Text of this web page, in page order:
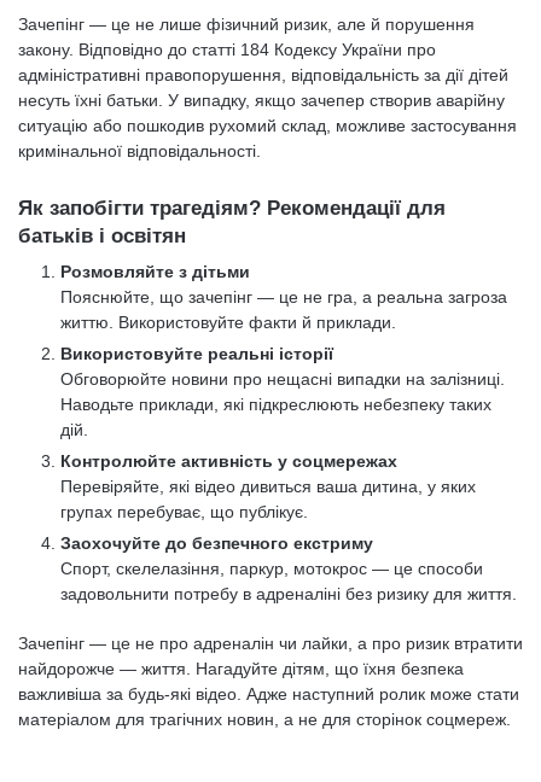
Зачепінг — це не лише фізичний ризик, але й порушення
закону. Відповідно до статті 184 Кодексу України про
адміністративні правопорушення, відповідальність за дії дітей
несуть їхні батьки. У випадку, якщо зачепер створив аварійну
ситуацію або пошкодив рухомий склад, можливе застосування
кримінальної відповідальності.
Як запобігти трагедіям? Рекомендації для
батьків і освітян
Розмовляйте з дітьми
Пояснюйте, що зачепінг — це не гра, а реальна загроза
життю. Використовуйте факти й приклади.
Використовуйте реальні історії
Обговорюйте новини про нещасні випадки на залізниці.
Наводьте приклади, які підкреслюють небезпеку таких
дій.
Контролюйте активність у соцмережах
Перевіряйте, які відео дивиться ваша дитина, у яких
групах перебуває, що публікує.
Заохочуйте до безпечного екстриму
Спорт, скелелазіння, паркур, мотокрос — це способи
задовольнити потребу в адреналіні без ризику для життя.
Зачепінг — це не про адреналін чи лайки, а про ризик втратити
найдорожче — життя. Нагадуйте дітям, що їхня безпека
важливіша за будь-які відео. Адже наступний ролик може стати
матеріалом для трагічних новин, а не для сторінок соцмереж.